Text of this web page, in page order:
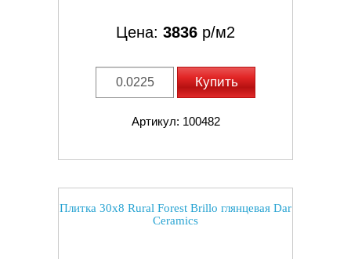
Цена: 3836 р/м2
Купить
Артикул: 100482
Плитка 30x8 Rural Forest Brillo глянцевая Dar
Ceramics